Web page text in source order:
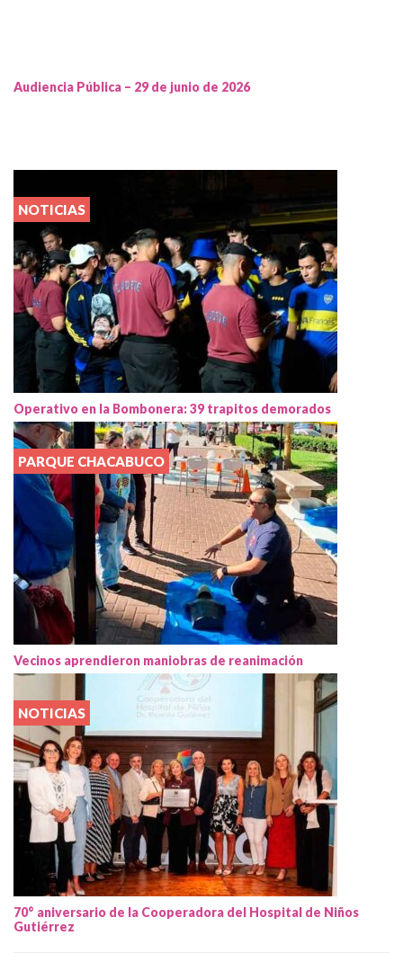
Audiencia Pública – 29 de junio de 2026
NOTICIAS
Operativo en la Bombonera: 39 trapitos demorados
PARQUE CHACABUCO
Vecinos aprendieron maniobras de reanimación
NOTICIAS
70° aniversario de la Cooperadora del Hospital de Niños
Gutiérrez